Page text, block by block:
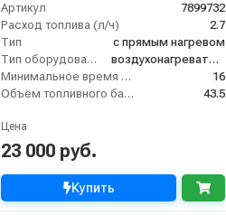
Артикул
7899732
Расход топлива (л/ч)
2.7
Тип
с прямым нагревом
Тип оборудования
воздухонагреватель
Минимальное время работы при полном баке (ч)
16
Объём топливного бака (л)
43.5
Цена
23 000 руб.
Купить